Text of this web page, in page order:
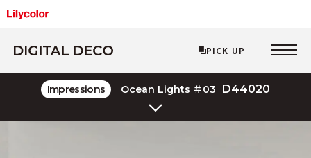
PICK UP
PICK UP
Impressions Ocean Lights ＃03 D44020